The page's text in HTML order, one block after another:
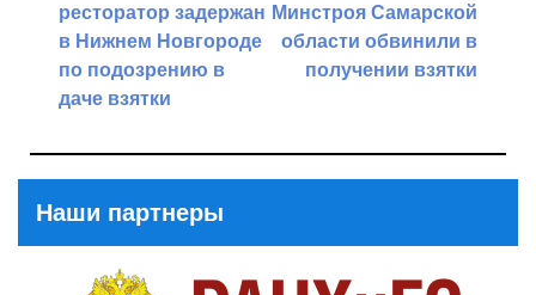
записям
ресторатор задержан
в Нижнем Новгороде
по подозрению в
даче взятки
Минстроя Самарской
области обвинили в
получении взятки
Наши партнеры